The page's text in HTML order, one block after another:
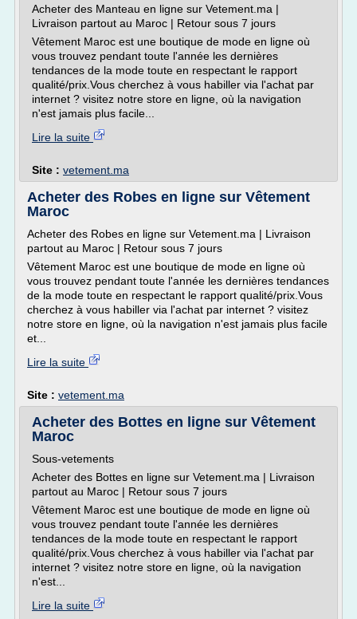
Acheter des Manteau en ligne sur Vetement.ma |
Livraison partout au Maroc | Retour sous 7 jours
Vêtement Maroc est une boutique de mode en ligne où
vous trouvez pendant toute l'année les dernières
tendances de la mode toute en respectant le rapport
qualité/prix.Vous cherchez à vous habiller via l'achat par
internet ? visitez notre store en ligne, où la navigation
n'est jamais plus facile...
Lire la suite
Site : vetement.ma
Acheter des Robes en ligne sur Vêtement
Maroc
Acheter des Robes en ligne sur Vetement.ma | Livraison
partout au Maroc | Retour sous 7 jours
Vêtement Maroc est une boutique de mode en ligne où
vous trouvez pendant toute l'année les dernières tendances
de la mode toute en respectant le rapport qualité/prix.Vous
cherchez à vous habiller via l'achat par internet ? visitez
notre store en ligne, où la navigation n'est jamais plus facile
et...
Lire la suite
Site : vetement.ma
Acheter des Bottes en ligne sur Vêtement
Maroc
Sous-vetements
Acheter des Bottes en ligne sur Vetement.ma | Livraison
partout au Maroc | Retour sous 7 jours
Vêtement Maroc est une boutique de mode en ligne où
vous trouvez pendant toute l'année les dernières
tendances de la mode toute en respectant le rapport
qualité/prix.Vous cherchez à vous habiller via l'achat par
internet ? visitez notre store en ligne, où la navigation
n'est...
Lire la suite